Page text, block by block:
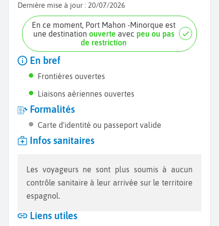
Dernière mise à jour : 20/07/2026
En ce moment, Port Mahon -Minorque est
une destination ouverte avec peu ou pas
de restriction
En bref
Frontières ouvertes
Liaisons aériennes ouvertes
Formalités
Carte d'identité ou passeport valide
Infos sanitaires
Les voyageurs ne sont plus soumis à aucun
contrôle sanitaire à leur arrivée sur le territoire
espagnol.
Liens utiles